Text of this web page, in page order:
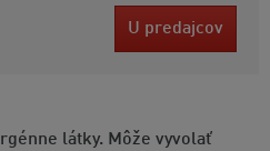
U predajcov
látky. Môže vyvolať